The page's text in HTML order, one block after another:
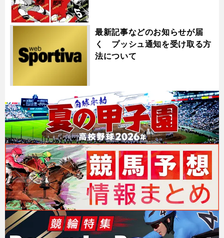
最新記事などのお知らせが届
く プッシュ通知を受け取る方
法について